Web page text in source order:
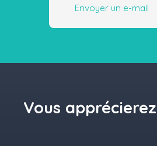
Envoyer un e-mail
Vous apprécierez